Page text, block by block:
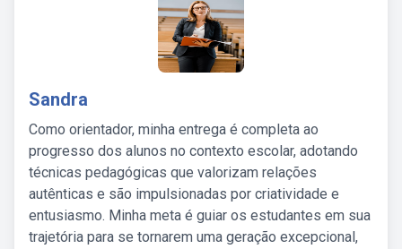
Sandra
Como orientador, minha entrega é completa ao
progresso dos alunos no contexto escolar, adotando
técnicas pedagógicas que valorizam relações
autênticas e são impulsionadas por criatividade e
entusiasmo. Minha meta é guiar os estudantes em sua
trajetória para se tornarem uma geração excepcional,